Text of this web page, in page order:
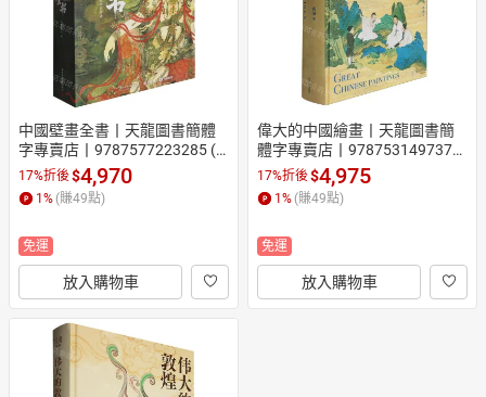
中國壁畫全書丨天龍圖書簡體
字專賣店丨9787577223285 (tl
2608_漢墨)
17%折後$4,970
1% (賺49點)
免運
放入購物車
偉大的中國繪畫丨天龍圖書簡
體字專賣店丨9787531497370
(tl2522)
17%折後$4,975
1% (賺49點)
免運
放入購物車